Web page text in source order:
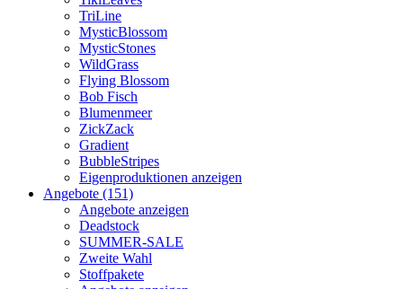
TriLine
MysticBlossom
MysticStones
WildGrass
Flying Blossom
Bob Fisch
Blumenmeer
ZickZack
Gradient
BubbleStripes
Eigenproduktionen anzeigen
Angebote (151)
Angebote anzeigen
Deadstock
SUMMER-SALE
Zweite Wahl
Stoffpakete